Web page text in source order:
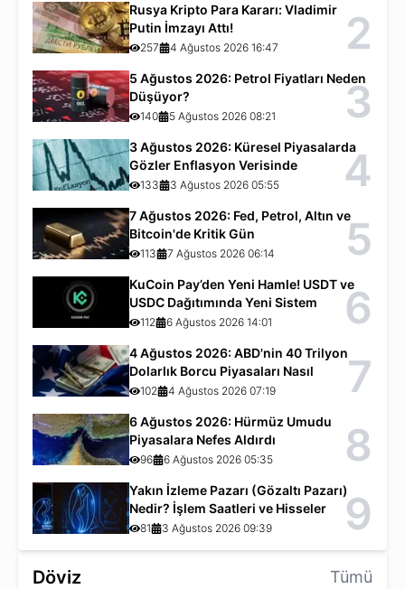
Döviz Tümü
Rusya Kripto Para Kararı: Vladimir
Putin İmzayı Attı!
257 4 Ağustos 2026 16:47 2
5 Ağustos 2026: Petrol Fiyatları Neden
Düşüyor?
140 5 Ağustos 2026 08:21 3
3 Ağustos 2026: Küresel Piyasalarda
Gözler Enflasyon Verisinde
133 3 Ağustos 2026 05:55 4
7 Ağustos 2026: Fed, Petrol, Altın ve
Bitcoin'de Kritik Gün
113 7 Ağustos 2026 06:14 5
KuCoin Pay’den Yeni Hamle! USDT ve
USDC Dağıtımında Yeni Sistem
112 6 Ağustos 2026 14:01 6
4 Ağustos 2026: ABD'nin 40 Trilyon
Dolarlık Borcu Piyasaları Nasıl
Etkiliyor?
102 4 Ağustos 2026 07:19 7
6 Ağustos 2026: Hürmüz Umudu
Piyasalara Nefes Aldırdı
96 6 Ağustos 2026 05:35 8
Yakın İzleme Pazarı (Gözaltı Pazarı)
Nedir? İşlem Saatleri ve Hisseler
81 3 Ağustos 2026 09:39 9